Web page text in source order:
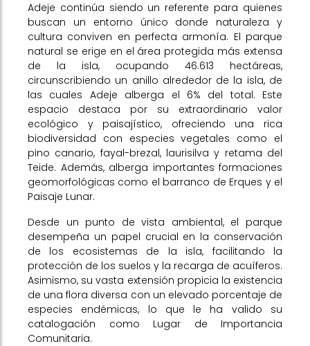
Adeje continúa siendo un referente para quienes
buscan un entorno único donde naturaleza y
cultura conviven en perfecta armonía. El parque
natural se erige en el área protegida más extensa
de la isla, ocupando 46.613 hectáreas,
circunscribiendo un anillo alrededor de la isla, de
las cuales Adeje alberga el 6% del total. Este
espacio destaca por su extraordinario valor
ecológico y paisajístico, ofreciendo una rica
biodiversidad con especies vegetales como el
pino canario, fayal-brezal, laurisilva y retama del
Teide. Además, alberga importantes formaciones
geomorfológicas como el barranco de Erques y el
Paisaje Lunar.
Desde un punto de vista ambiental, el parque
desempeña un papel crucial en la conservación
de los ecosistemas de la isla, facilitando la
protección de los suelos y la recarga de acuíferos.
Asimismo, su vasta extensión propicia la existencia
de una flora diversa con un elevado porcentaje de
especies endémicas, lo que le ha valido su
catalogación como Lugar de Importancia
Comunitaria.